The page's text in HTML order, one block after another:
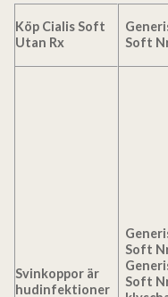
Köp Cialis Soft
Utan Rx
Soft
Svinkoppor är
hudinfektioner
Soft
Soft